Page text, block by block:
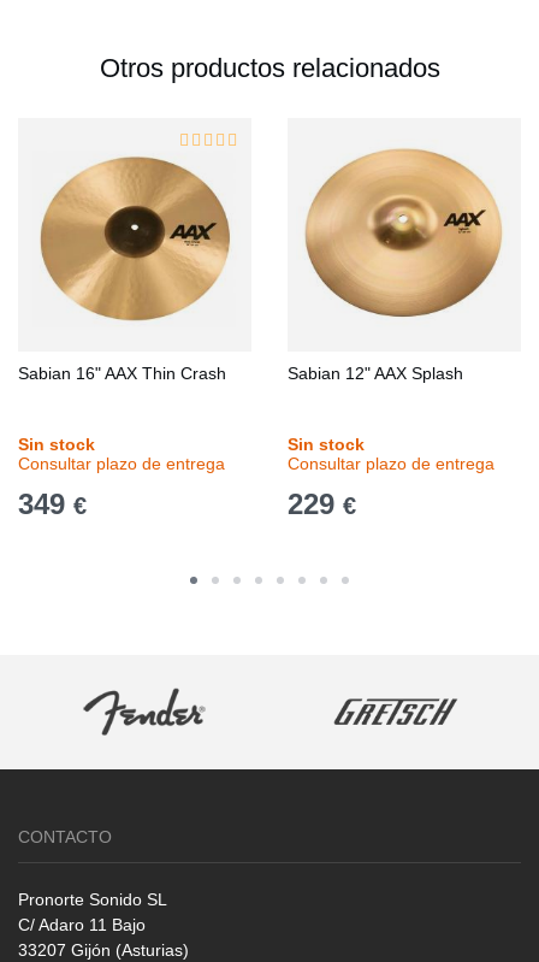
Otros productos relacionados
Sabian 16" AAX Thin Crash
Sin stock
Consultar plazo de entrega
349 €
Sabian 12" AAX Splash
Sin stock
Consultar plazo de entrega
229 €
CONTACTO
Pronorte Sonido SL
C/ Adaro 11 Bajo
33207 Gijón (Asturias)